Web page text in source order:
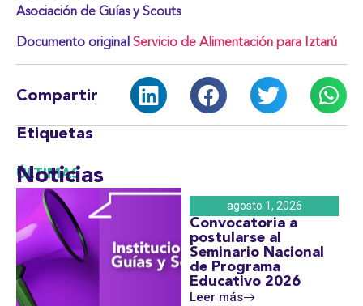
Asociación de Guías y Scouts
Documento original Servicio de Alimentación para Iztarú
Compartir
Etiquetas
ÚLTIMAS
Noticias
agosto 1, 2026
Convocatoria a
postularse al
Seminario Nacional
de Programa
Educativo 2026
Leer más